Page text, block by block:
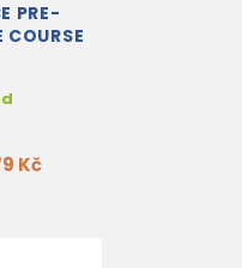
PRE-
COURSE
Kč